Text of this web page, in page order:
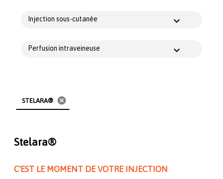
Injection sous-cutanée
Perfusion intraveineuse
STELARA® cancel
Stelara®
C'EST LE MOMENT DE VOTRE INJECTION